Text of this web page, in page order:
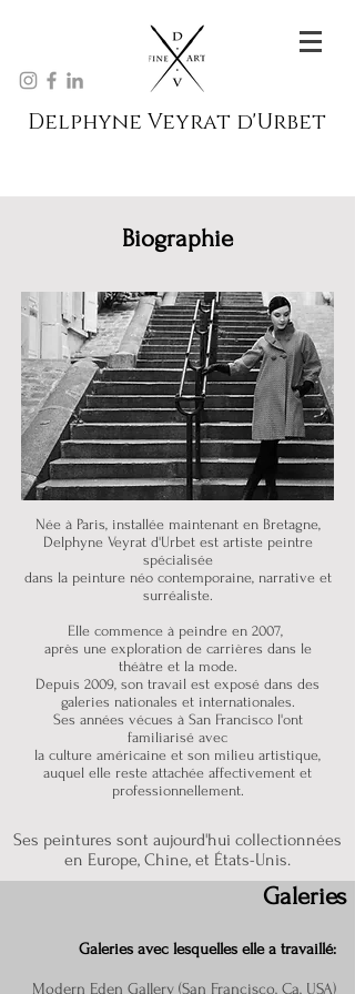
Delphyne Veyrat d'Urbet
Biographie
Née à Paris, installée maintenant en Bretagne,
Delphyne Veyrat d'Urbet est artiste peintre
spécialisée
dans la peinture néo contemporaine, narrative et
surréaliste.
Elle commence à peindre en 2007,
après une exploration de carrières dans le
théâtre et la mode.
Depuis 2009, son travail est exposé dans des
galeries nationales et internationales.
Ses années vécues à San Francisco l'ont
familiarisé avec
la culture américaine et son milieu artistique,
auquel elle reste attachée affectivement et
professionnellement.
Ses peintures sont aujourd'hui collectionnées
en Europe, Chine, et États-Unis.
Galeries
Galeries avec lesquelles elle a travaillé:
Modern Eden Gallery (San Francisco, Ca, USA)